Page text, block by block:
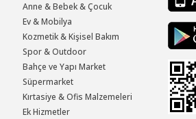
Anne & Bebek & Çocuk
Ev & Mobilya
Kozmetik & Kişisel Bakım
Spor & Outdoor
Bahçe ve Yapı Market
Süpermarket
Kırtasiye & Ofis Malzemeleri
Ek Hizmetler